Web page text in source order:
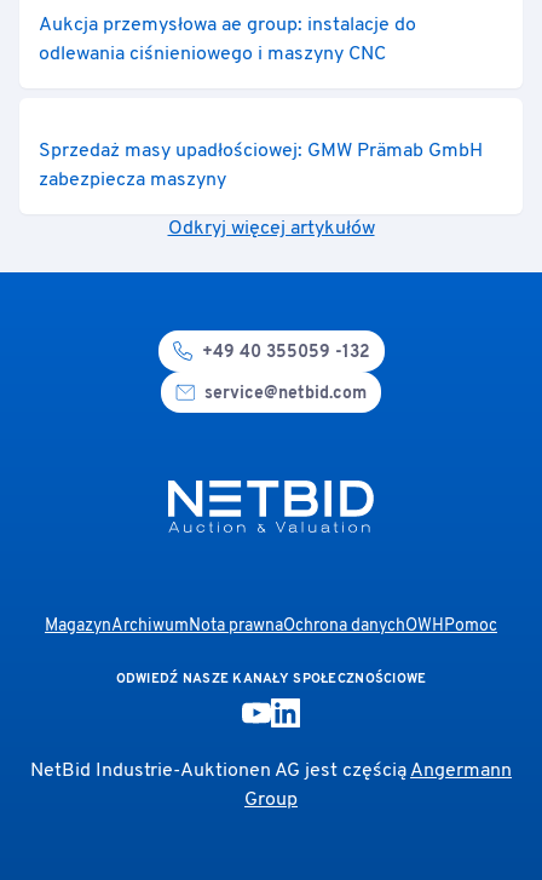
Aukcja przemysłowa ae group: instalacje do
odlewania ciśnieniowego i maszyny CNC
Sprzedaż masy upadłościowej: GMW Prämab GmbH
zabezpiecza maszyny
Odkryj więcej artykułów
+49 40 355059 -132
service@netbid.com
MagazynArchiwumNota prawnaOchrona danychOWHPomoc
ODWIEDŹ NASZE KANAŁY SPOŁECZNOŚCIOWE
NetBid Industrie-Auktionen AG jest częściąAngermann
Group